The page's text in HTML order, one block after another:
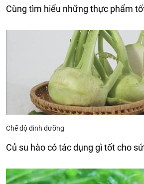
Cùng tìm hiểu những thực phẩm
Chế độ dinh dưỡng
Củ su hào có tác dụng gì tốt cho